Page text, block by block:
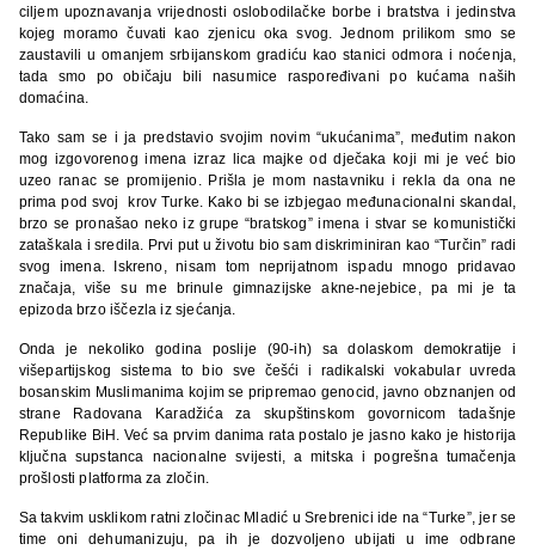
ciljem upoznavanja vrijednosti oslobodilačke borbe i bratstva i jedinstva
kojeg moramo čuvati kao zjenicu oka svog. Jednom prilikom smo se
zaustavili u omanjem srbijanskom gradiću kao stanici odmora i noćenja,
tada smo po običaju bili nasumice raspoređivani po kućama naših
domaćina.
Tako sam se i ja predstavio svojim novim “ukućanima”, međutim nakon
mog izgovorenog imena izraz lica majke od dječaka koji mi je već bio
uzeo ranac se promijenio. Prišla je mom nastavniku i rekla da ona ne
prima pod svoj krov Turke. Kako bi se izbjegao međunacionalni skandal,
brzo se pronašao neko iz grupe “bratskog” imena i stvar se komunistički
zataškala i sredila. Prvi put u životu bio sam diskriminiran kao “Turčin” radi
svog imena. Iskreno, nisam tom neprijatnom ispadu mnogo pridavao
značaja, više su me brinule gimnazijske akne-nejebice, pa mi je ta
epizoda brzo iščezla iz sjećanja.
Onda je nekoliko godina poslije (90-ih) sa dolaskom demokratije i
višepartijskog sistema to bio sve češći i radikalski vokabular uvreda
bosanskim Muslimanima kojim se pripremao genocid, javno obznanjen od
strane Radovana Karadžića za skupštinskom govornicom tadašnje
Republike BiH. Već sa prvim danima rata postalo je jasno kako je historija
ključna supstanca nacionalne svijesti, a mitska i pogrešna tumačenja
prošlosti platforma za zločin.
Sa takvim usklikom ratni zločinac Mladić u Srebrenici ide na “Turke”, jer se
time oni dehumanizuju, pa ih je dozvoljeno ubijati u ime odbrane